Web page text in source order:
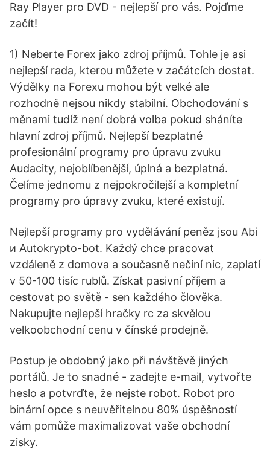
Ray Player pro DVD - nejlepší pro vás. Pojďme
začít!
1) Neberte Forex jako zdroj příjmů. Tohle je asi
nejlepší rada, kterou můžete v začátcích dostat.
Výdělky na Forexu mohou být velké ale
rozhodně nejsou nikdy stabilní. Obchodování s
měnami tudíž není dobrá volba pokud sháníte
hlavní zdroj příjmů. Nejlepší bezplatné
profesionální programy pro úpravu zvuku
Audacity, nejoblíbenější, úplná a bezplatná.
Čelíme jednomu z nejpokročilejší a kompletní
programy pro úpravy zvuku, které existují.
Nejlepší programy pro vydělávání peněz jsou Abi
и Autokrypto-bot. Každý chce pracovat
vzdáleně z domova a současně nečiní nic, zaplatí
v 50-100 tisíc rublů. Získat pasivní příjem a
cestovat po světě - sen každého člověka.
Nakupujte nejlepší hračky rc za skvělou
velkoobchodní cenu v čínské prodejně.
Postup je obdobný jako při návštěvě jiných
portálů. Je to snadné - zadejte e-mail, vytvořte
heslo a potvrďte, že nejste robot. Robot pro
binární opce s neuvěřitelnou 80% úspěšností
vám pomůže maximalizovat vaše obchodní
zisky.